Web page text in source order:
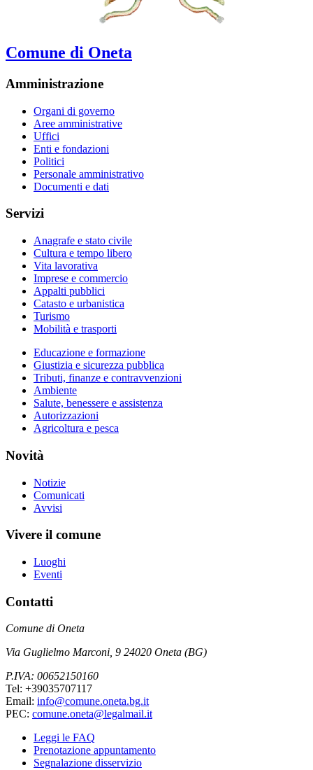
Comune di Oneta
Amministrazione
Organi di governo
Aree amministrative
Uffici
Enti e fondazioni
Politici
Personale amministrativo
Documenti e dati
Servizi
Anagrafe e stato civile
Cultura e tempo libero
Vita lavorativa
Imprese e commercio
Appalti pubblici
Catasto e urbanistica
Turismo
Mobilità e trasporti
Educazione e formazione
Giustizia e sicurezza pubblica
Tributi, finanze e contravvenzioni
Ambiente
Salute, benessere e assistenza
Autorizzazioni
Agricoltura e pesca
Novità
Notizie
Comunicati
Avvisi
Vivere il comune
Luoghi
Eventi
Contatti
Comune di Oneta
Via Guglielmo Marconi, 9 24020 Oneta (BG)
P.IVA: 00652150160
Tel: +39035707117
Email: info@comune.oneta.bg.it
PEC: comune.oneta@legalmail.it
Leggi le FAQ
Prenotazione appuntamento
Segnalazione disservizio